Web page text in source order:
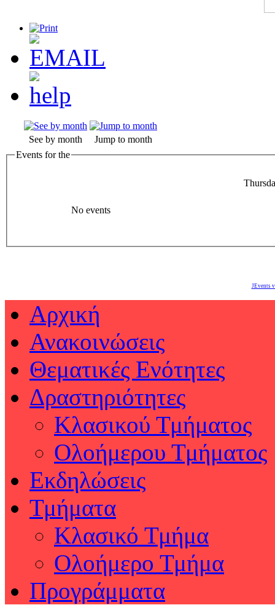
See by month
Jump to month
Events for the
No events
JEvents
Αρχική
Ανακοινώσεις
Θεματικές Ενότητες
Δραστηριότητες
Κλασικού Τμήματος
Ολοήμερου Τμήματος
Εκδηλώσεις
Τμήματα
Κλασικό Τμήμα
Ολοήμερο Τμήμα
Προγράμματα